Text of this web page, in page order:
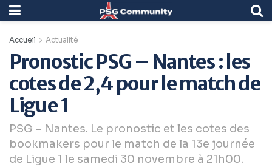
Accueil Actualité
Pronostic PSG – Nantes : les
cotes de 2,4 pour le match de
Ligue 1
PSG – Nantes. Le pronostic et les cotes des
bookmakers pour le match de la 13e journée
de Ligue 1 le samedi 30 novembre à 21h00.